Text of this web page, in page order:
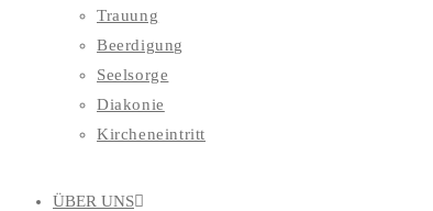
Trauung
Beerdigung
Seelsorge
Diakonie
Kircheneintritt
ÜBER UNS